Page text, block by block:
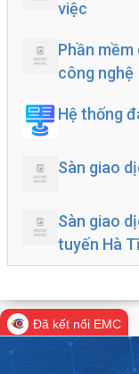
việc
Phần mềm
công nghệ
Hệ thống
Sàn giao
Sàn giao
tuyến Hà
Đã kết nối EMC